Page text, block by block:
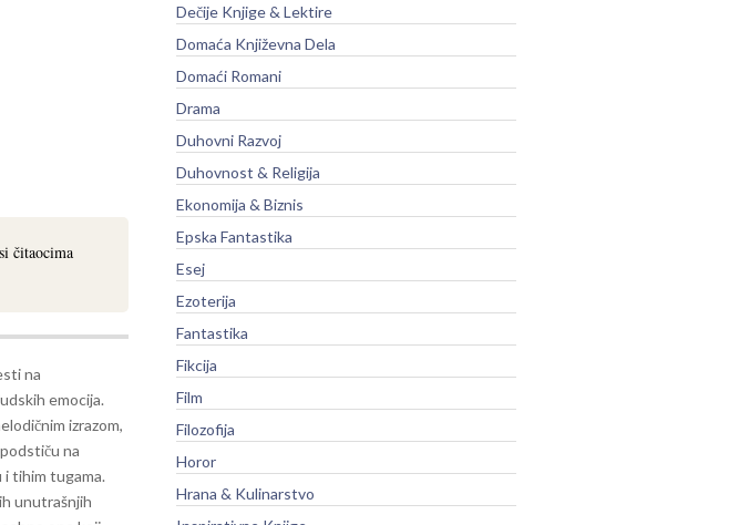
čitaocima
na
emocija.
izrazom,
na
i tihim tugama.
unutrašnjih
Dečije Knjige & Lektire
Domaća Književna Dela
Domaći Romani
Drama
Duhovni Razvoj
Duhovnost & Religija
Ekonomija & Biznis
Epska Fantastika
Esej
Ezoterija
Fantastika
Fikcija
Film
Filozofija
Horor
Hrana & Kulinarstvo